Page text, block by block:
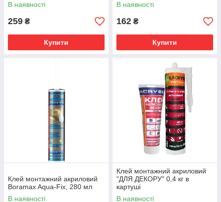
В наявності
259 ₴
Купити
В наявності
162 ₴
Купити
Клей монтажний акриловий
Boramax Aqua-Fix, 280 мл
В наявності
Клей монтажний акриловий
"ДЛЯ ДЕКОРУ" 0,4 кг в
картуші
В наявності